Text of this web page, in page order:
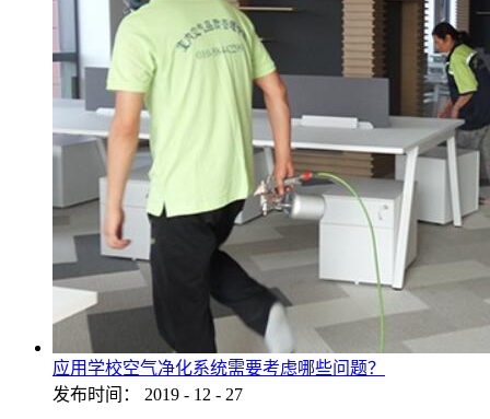
应用学校空气净化系统需要考虑哪些问题？
发布时间：
2019 - 12 - 27